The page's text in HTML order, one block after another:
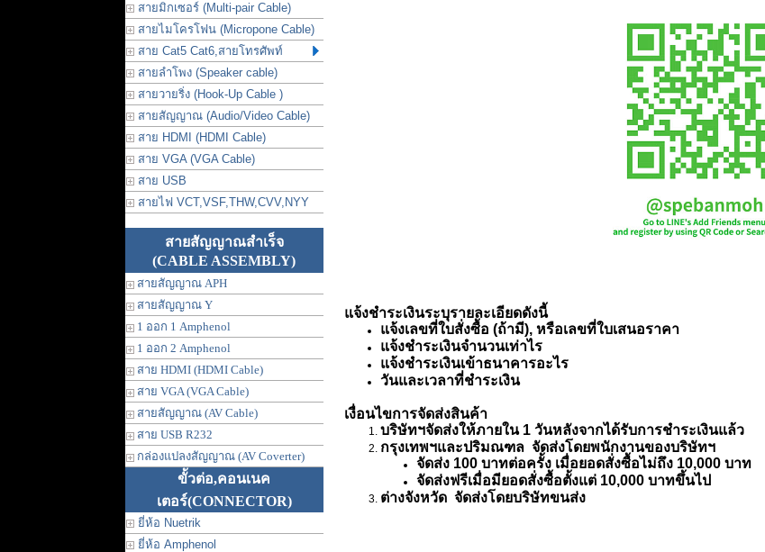
สายมิกเซอร์ (Multi-pair Cable)
สายไมโครโฟน (Micropone Cable)
สาย Cat5 Cat6,สายโทรศัพท์
สายลำโพง (Speaker cable)
สายวายริ่ง (Hook-Up Cable )
สายสัญญาณ (Audio/Video Cable)
สาย HDMI (HDMI Cable)
สาย VGA (VGA Cable)
สาย USB
สายไฟ VCT,VSF,THW,CVV,NYY
สายสัญญาณสำเร็จ
(CABLE ASSEMBLY)
สายสัญญาณ APH
สายสัญญาณ Y
1 ออก 1 Amphenol
1 ออก 2 Amphenol
สาย HDMI (HDMI Cable)
สาย VGA (VGA Cable)
สายสัญญาณ (AV Cable)
สาย USB R232
กล่องแปลงสัญญาณ (AV Coverter)
ขั้วต่อ,คอนเนค
เตอร์(CONNECTOR)
ยี่ห้อ Nuetrik
ยี่ห้อ Amphenol
แจ้งชำระเงินระบุรายละเอียดดังนี้
แจ้งเลขที่ใบสั่งซื้อ (ถ้ามี), หรือเลขที่ใบเสนอราคา
แจ้งชำระเงินจำนวนเท่าไร
แจ้งชำระเงินเข้าธนาคารอะไร
วันและเวลาที่ชำระเงิน
เงื่อนไขการจัดส่งสินค้า
บริษัทฯจัดส่งให้ภายใน 1 วันหลังจากได้รับการชำระเงินแล้ว
กรุงเทพฯและปริมณฑล จัดส่งโดยพนักงานของบริษัทฯ
จัดส่ง 100 บาทต่อครั้ง เมื่อยอดสั่งซื้อไม่ถึง 10,000 บาท
จัดส่งฟรีเมื่อมียอดสั่งซื้อตั้งแต่ 10,000 บาทขึ้นไป
ต่างจังหวัด จัดส่งโดยบริษัทขนส่ง